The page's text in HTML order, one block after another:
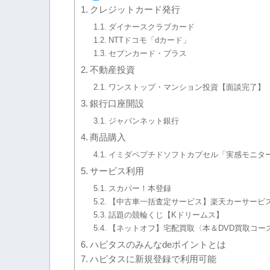
クレジットカード発行
ダイナースクラブカード
NTTドコモ「dカード」
セブンカード・プラス
不動産投資
ワンストップ・マンション投資【面談完了】
銀行口座開設
ジャパンネット銀行
商品購入
イミダペプチドソフトカプセル「実感モニタ
サービス利用
スカパー！本登録
【中古車一括査定サービス】楽天カーサービ
話題の競輪くじ【Kドリームス】
【ネットオフ】宅配買取〈本＆DVD買取コー
ハピタスのみんなdeポイントとは
ハピタスに新規登録で利用可能